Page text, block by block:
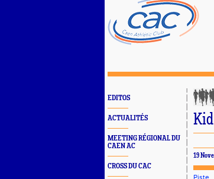
EDITOS
ACTUALITÉS
MEETING RÉGIONAL DU
CAEN AC
CROSS DU CAC
19
Piste